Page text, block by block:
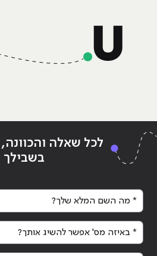
Continue reading
לכל שאלה והכוונה,
בשבילך
* מה השם המלא שלך?
* באיזה מס' אפשר להשיג אותך?